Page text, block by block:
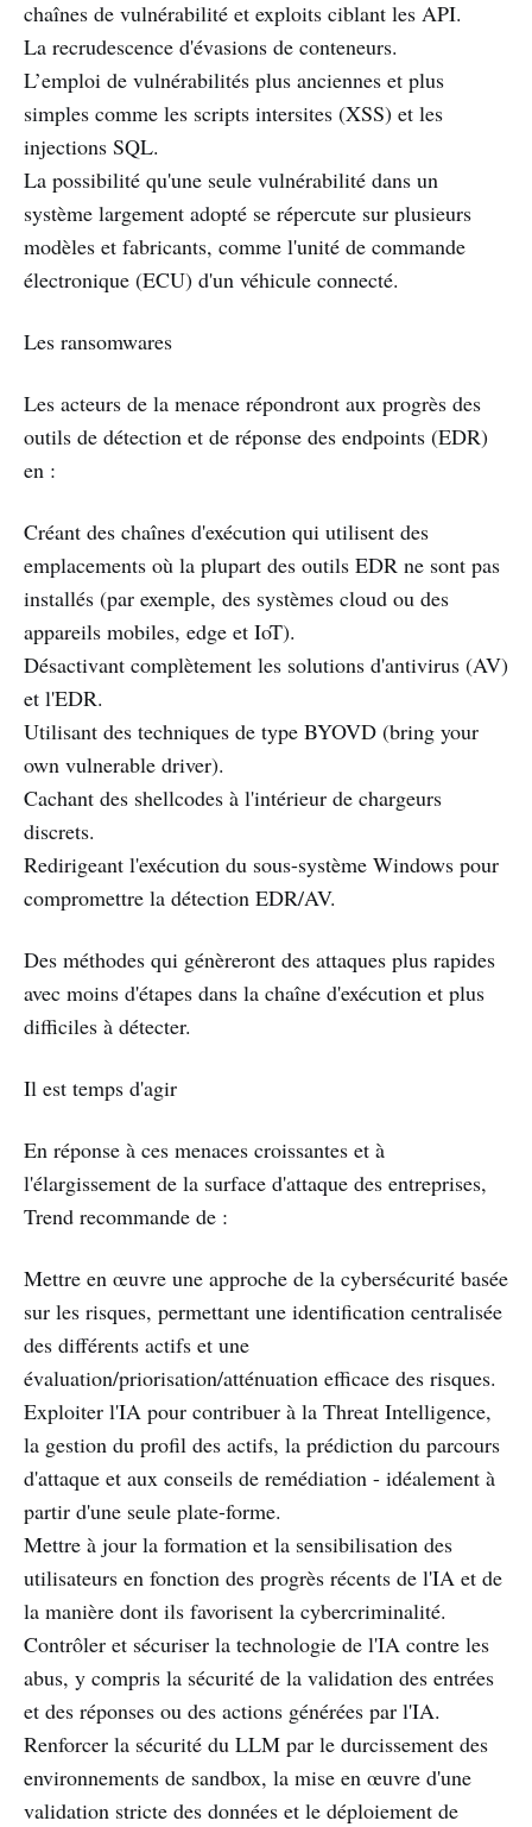
chaînes de vulnérabilité et exploits ciblant les API.
La recrudescence d'évasions de conteneurs.
L’emploi de vulnérabilités plus anciennes et plus
simples comme les scripts intersites (XSS) et les
injections SQL.
La possibilité qu'une seule vulnérabilité dans un
système largement adopté se répercute sur plusieurs
modèles et fabricants, comme l'unité de commande
électronique (ECU) d'un véhicule connecté.
Les ransomwares
Les acteurs de la menace répondront aux progrès des
outils de détection et de réponse des endpoints (EDR)
en :
Créant des chaînes d'exécution qui utilisent des
emplacements où la plupart des outils EDR ne sont pas
installés (par exemple, des systèmes cloud ou des
appareils mobiles, edge et IoT).
Désactivant complètement les solutions d'antivirus (AV)
et l'EDR.
Utilisant des techniques de type BYOVD (bring your
own vulnerable driver).
Cachant des shellcodes à l'intérieur de chargeurs
discrets.
Redirigeant l'exécution du sous-système Windows pour
compromettre la détection EDR/AV.
Des méthodes qui génèreront des attaques plus rapides
avec moins d'étapes dans la chaîne d'exécution et plus
difficiles à détecter.
Il est temps d'agir
En réponse à ces menaces croissantes et à
l'élargissement de la surface d'attaque des entreprises,
Trend recommande de :
Mettre en œuvre une approche de la cybersécurité basée
sur les risques, permettant une identification centralisée
des différents actifs et une
évaluation/priorisation/atténuation efficace des risques.
Exploiter l'IA pour contribuer à la Threat Intelligence,
la gestion du profil des actifs, la prédiction du parcours
d'attaque et aux conseils de remédiation - idéalement à
partir d'une seule plate-forme.
Mettre à jour la formation et la sensibilisation des
utilisateurs en fonction des progrès récents de l'IA et de
la manière dont ils favorisent la cybercriminalité.
Contrôler et sécuriser la technologie de l'IA contre les
abus, y compris la sécurité de la validation des entrées
et des réponses ou des actions générées par l'IA.
Renforcer la sécurité du LLM par le durcissement des
environnements de sandbox, la mise en œuvre d'une
validation stricte des données et le déploiement de